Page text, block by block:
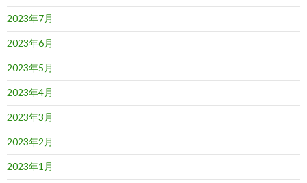
2023年7月
2023年6月
2023年5月
2023年4月
2023年3月
2023年2月
2023年1月